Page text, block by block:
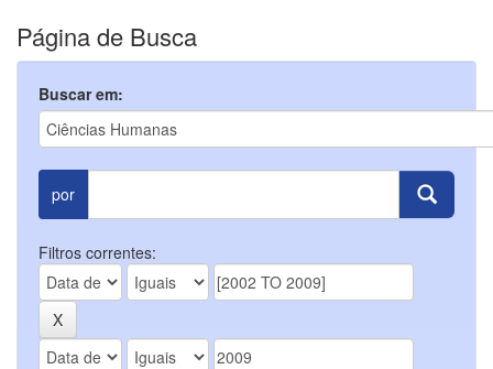
Página de Busca
Buscar em:
por
Filtros correntes: